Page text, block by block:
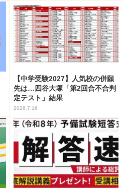
【中学受験2027】人気校の併願
先は…四谷大塚「第2回合不合判
定テスト」結果
2026.7.16